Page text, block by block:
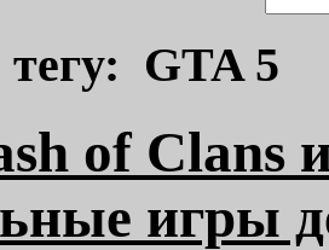
GTA 5
of Clans
игры